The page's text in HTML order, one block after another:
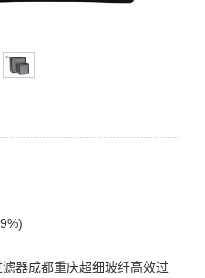
器成都重庆超细玻纤高效过